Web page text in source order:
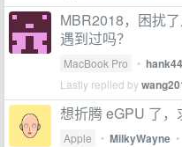
MBR2018，困扰
遇到过吗？
MacBook Pro •
Lastly replied by
想折腾 eGPU 了，
Apple • MilkyWayne •